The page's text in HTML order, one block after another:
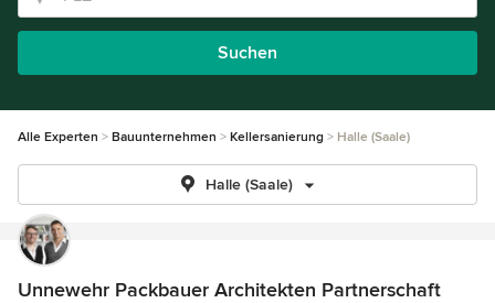
Suchen
Alle Experten Bauunternehmen Kellersanierung Halle (Saale)
Halle (Saale)
Unnewehr Packbauer Architekten Partnerschaft